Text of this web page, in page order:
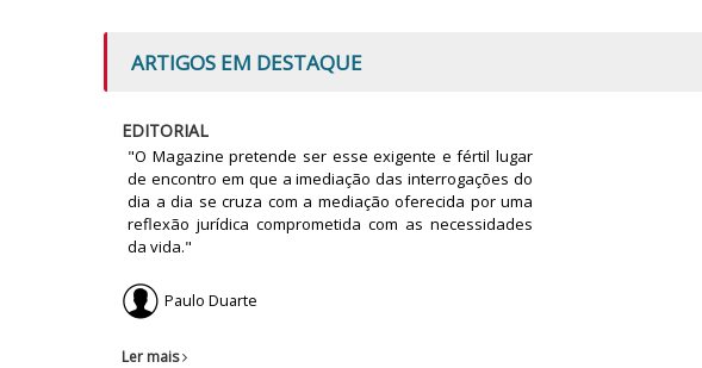
ARTIGOS EM DESTAQUE
EDITORIAL
"O Magazine pretende ser esse exigente e fértil lugar
de encontro em que a imediação das interrogações do
dia a dia se cruza com a mediação oferecida por uma
reflexão jurídica comprometida com as necessidades
da vida."
Paulo Duarte
Ler mais